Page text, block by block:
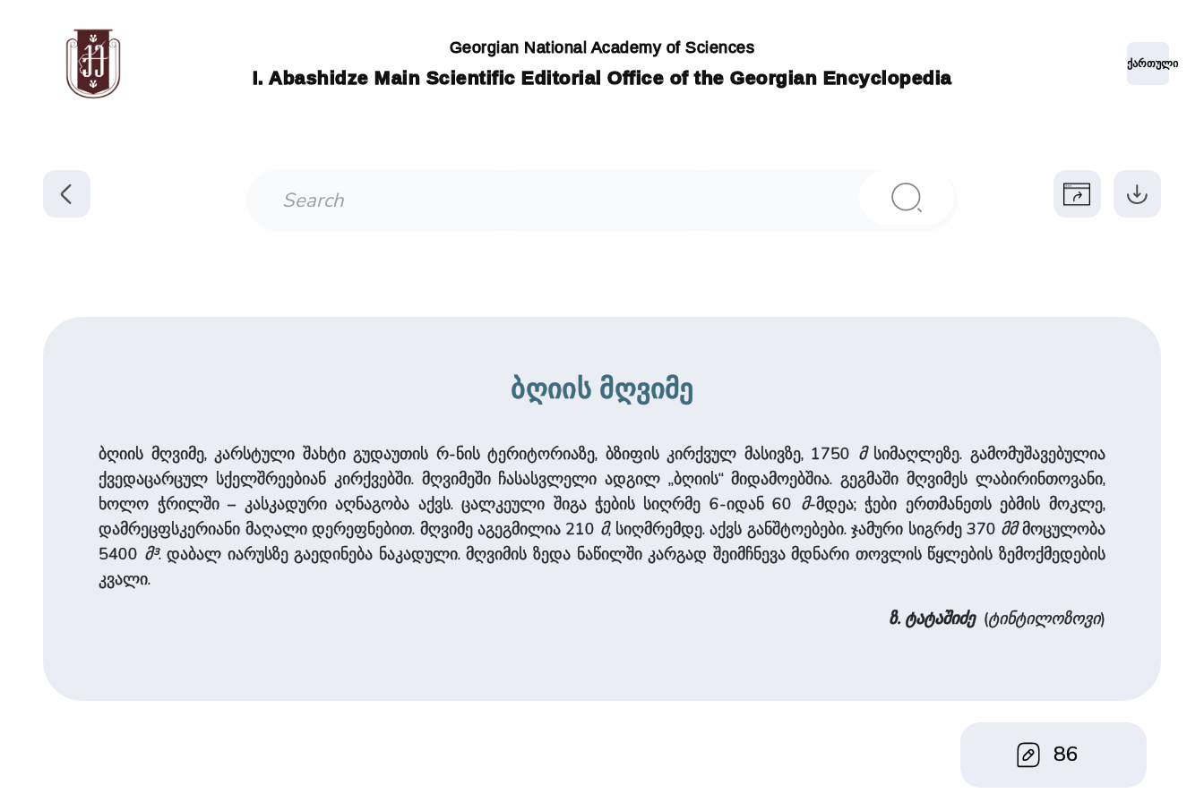
Georgian National Academy of Sciences
I. Abashidze Main Scientific Editorial Office of the Georgian Encyclopedia
ქართული
ბღიის მღვიმე
ბღიის მღვიმე, კარსტული შახტი გუდაუთის რ-ნის ტერიტორიაზე, ბზიფის კირქვულ მასივზე, 1750 მსიმაღლეზე. გამომუშავებულია
ქვედაცარცულ სქელშრეებიან კირქვებში. მღვიმეში ჩასასვლელი ადგილ „ბღიის“ მიდამოებშია. გეგმაში მღვიმეს ლაბირინთოვანი,
ხოლო ჭრილში – კასკადური აღნაგობა აქვს. ცალკეული შიგა ჭების სიღრმე 6-იდან 60 მ-მდეა; ჭები ერთმანეთს ებმის მოკლე,
დამრეცფსკერიანი მაღალი დერეფნებით. მღვიმე აგეგმილია 210 მ, სიღმრემდე. აქვს განშტოებები. ჯამური სიგრძე 370 მმმოცულობა
5400 მ³. დაბალ იარუსზე გაედინება ნაკადული. მღვიმის ზედა ნაწილში კარგად შეიმჩნევა მდნარი თოვლის წყლების ზემოქმედების
კვალი.
ზ. ტატაშიძე (ტინტილოზოვი)
86